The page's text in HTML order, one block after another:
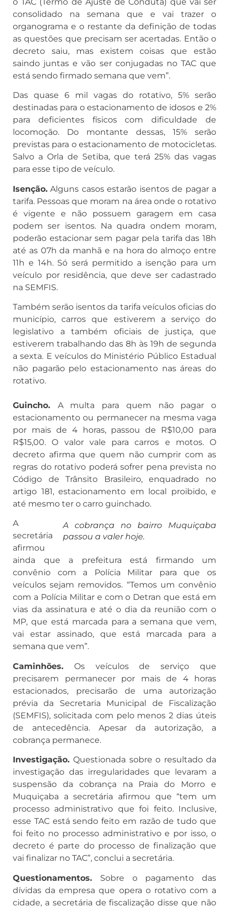
consolidado na semana que e vai trazer o
organograma e o restante da definição de todas
as questões que precisam ser acertadas. Então o
decreto saiu, mas existem coisas que estão
saindo juntas e vão ser conjugadas no TAC que
está sendo firmado semana que vem”.
Das quase 6 mil vagas do rotativo, 5% serão
destinadas para o estacionamento de idosos e 2%
para deficientes físicos com dificuldade de
locomoção. Do montante dessas, 15% serão
previstas para o estacionamento de motocicletas.
Salvo a Orla de Setiba, que terá 25% das vagas
para esse tipo de veículo.
Isenção. Alguns casos estarão isentos de pagar a
tarifa. Pessoas que moram na área onde o rotativo
é vigente e não possuem garagem em casa
podem ser isentos. Na quadra ondem moram,
poderão estacionar sem pagar pela tarifa das 18h
até as 07h da manhã e na hora do almoço entre
11h e 14h. Só será permitido a isenção para um
veículo por residência, que deve ser cadastrado
na SEMFIS.
Também serão isentos da tarifa veículos oficias do
município, carros que estiverem a serviço do
legislativo a também oficiais de justiça, que
estiverem trabalhando das 8h às 19h de segunda
a sexta. E veículos do Ministério Público Estadual
não pagarão pelo estacionamento nas áreas do
rotativo.
Guincho. A multa para quem não pagar o
estacionamento ou permanecer na mesma vaga
por mais de 4 horas, passou de R$10,00 para
R$15,00. O valor vale para carros e motos. O
decreto afirma que quem não cumprir com as
regras do rotativo poderá sofrer pena prevista no
Código de Trânsito Brasileiro, enquadrado no
artigo 181, estacionamento em local proibido, e
até mesmo ter o carro guinchado.
A cobrança no bairro Muquiçaba
passou a valer hoje.
A
secretária
afirmou
ainda que a prefeitura está firmando um
convênio com a Polícia Militar para que os
veículos sejam removidos. “Temos um convênio
com a Polícia Militar e com o Detran que está em
vias da assinatura e até o dia da reunião com o
MP, que está marcada para a semana que vem,
vai estar assinado, que está marcada para a
semana que vem”.
Caminhões. Os veículos de serviço que
precisarem permanecer por mais de 4 horas
estacionados, precisarão de uma autorização
prévia da Secretaria Municipal de Fiscalização
(SEMFIS), solicitada com pelo menos 2 dias úteis
de antecedência. Apesar da autorização, a
cobrança permanece.
Investigação.Questionada sobre o resultado da
investigação das irregularidades que levaram a
suspensão da cobrança na Praia do Morro e
Muquiçaba a secretária afirmou que “tem um
processo administrativo que foi feito. Inclusive,
esse TAC está sendo feito em razão de tudo que
foi feito no processo administrativo e por isso, o
decreto é parte do processo de finalização que
vai finalizar no TAC”, conclui a secretária.
Questionamentos. Sobre o pagamento das
dívidas da empresa que opera o rotativo com a
cidade, a secretária de fiscalização disse que não